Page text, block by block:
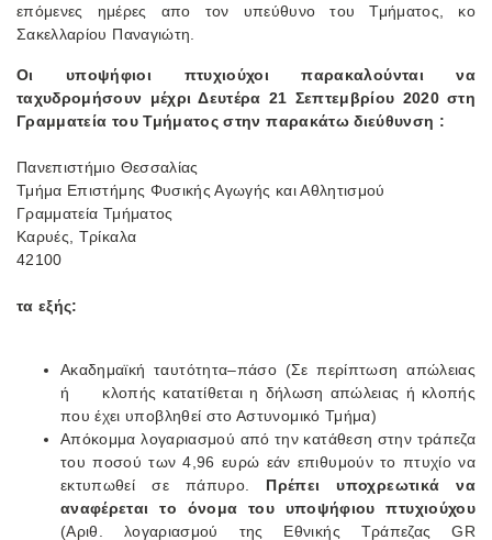
επόμενες ημέρες απο τον υπεύθυνο του Τμήματος, κο
Σακελλαρίου Παναγιώτη.
Οι υποψήφιοι πτυχιούχοι παρακαλούνται να
ταχυδρομήσουν μέχρι Δευτέρα 21 Σεπτεμβρίου 2020 στη
Γραμματεία του Τμήματος στην παρακάτω διεύθυνση :
Πανεπιστήμιο Θεσσαλίας
Τμήμα Επιστήμης Φυσικής Αγωγής και Αθλητισμού
Γραμματεία Τμήματος
Καρυές, Τρίκαλα
42100
τα εξής:
Ακαδημαϊκή ταυτότητα–πάσο (Σε περίπτωση απώλειας
ή κλοπής κατατίθεται η δήλωση απώλειας ή κλοπής
που έχει υποβληθεί στο Αστυνομικό Τμήμα)
Απόκομμα λογαριασμού από την κατάθεση στην τράπεζα
του ποσού των 4,96 ευρώ εάν επιθυμούν το πτυχίο να
εκτυπωθεί σε πάπυρο. Πρέπει υποχρεωτικά να
αναφέρεται το όνομα του υποψήφιου πτυχιούχου
(Αριθ. λογαριασμού της Εθνικής Τράπεζας GR